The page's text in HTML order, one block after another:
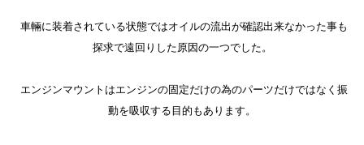
車輛に装着されている状態ではオイルの流出が確認出来なかった事も
探求で遠回りした原因の一つでした。
エンジンマウントはエンジンの固定だけの為のパーツだけではなく振
動を吸収する目的もあります。